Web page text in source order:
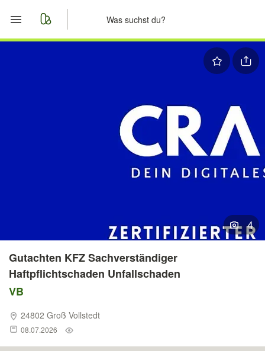
Anzeige aufgeben
4
Gutachten KFZ Sachverständiger
Haftpflichtschaden Unfallschaden
VB
24802 Groß Vollstedt
08.07.2026